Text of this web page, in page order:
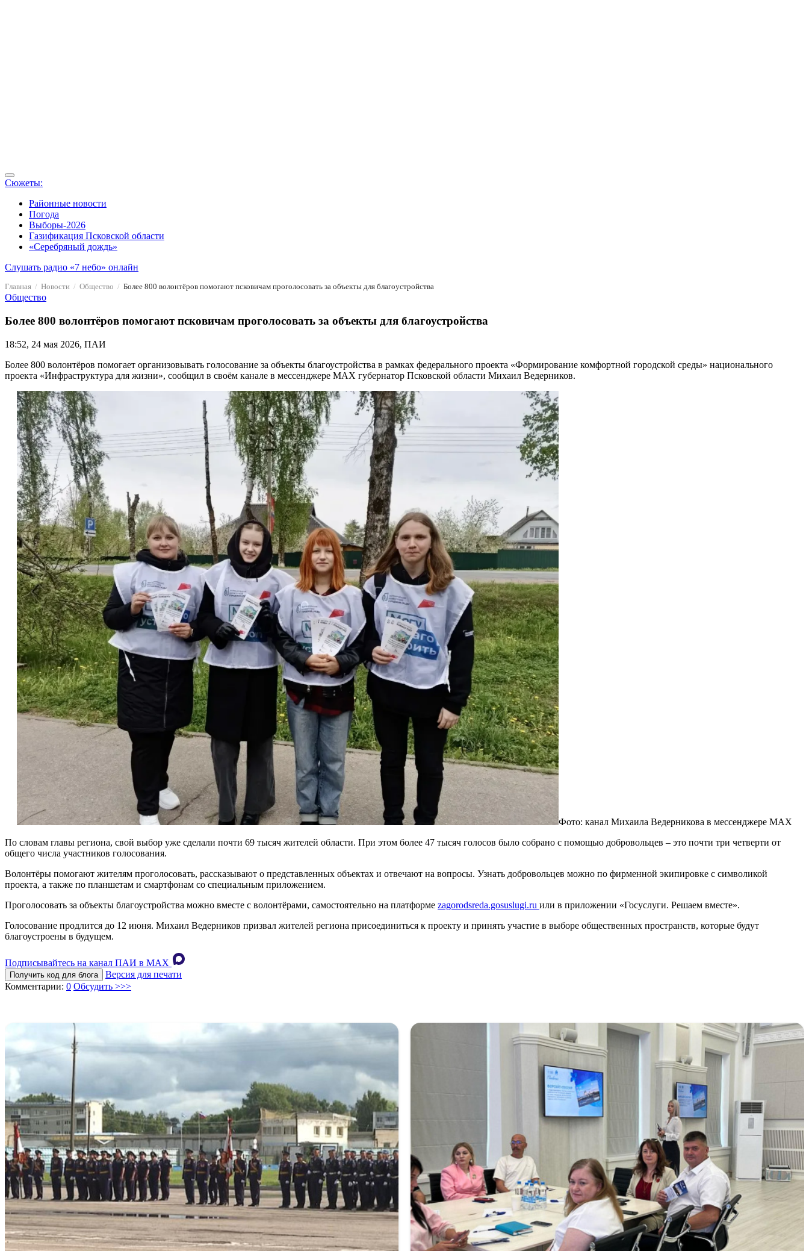
Сюжеты:
Районные новости
Погода
Выборы-2026
Газификация Псковской области
«Серебряный дождь»
Слушать радио «7 небо» онлайн
Главная Новости Общество Более 800 волонтёров помогают псковичам проголосовать за объекты для благоустройства
Общество
Более 800 волонтёров помогают псковичам проголосовать за объекты для благоустройства
18:52, 24 мая 2026, ПАИ
Более 800 волонтёров помогает организовывать голосование за объекты благоустройства в рамках федерального проекта «Формирование комфортной городской среды» национального
проекта «Инфраструктура для жизни», сообщил в своём канале в мессенджере MAX губернатор Псковской области Михаил Ведерников.
Фото: канал Михаила Ведерникова в мессенджере MAX
По словам главы региона, свой выбор уже сделали почти 69 тысяч жителей области. При этом более 47 тысяч голосов было собрано с помощью добровольцев – это почти три четверти от
общего числа участников голосования.
Волонтёры помогают жителям проголосовать, рассказывают о представленных объектах и отвечают на вопросы. Узнать добровольцев можно по фирменной экипировке с символикой
проекта, а также по планшетам и смартфонам со специальным приложением.
Проголосовать за объекты благоустройства можно вместе с волонтёрами, самостоятельно на платформе zagorodsreda.gosuslugi.ru или в приложении «Госуслуги. Решаем вместе».
Голосование продлится до 12 июня. Михаил Ведерников призвал жителей региона присоединиться к проекту и принять участие в выборе общественных пространств, которые будут
благоустроены в будущем.
Подписывайтесь на канал ПАИ в MAХ
Получить код для блога
Версия для печати
Комментарии: 0 Обсудить >>>